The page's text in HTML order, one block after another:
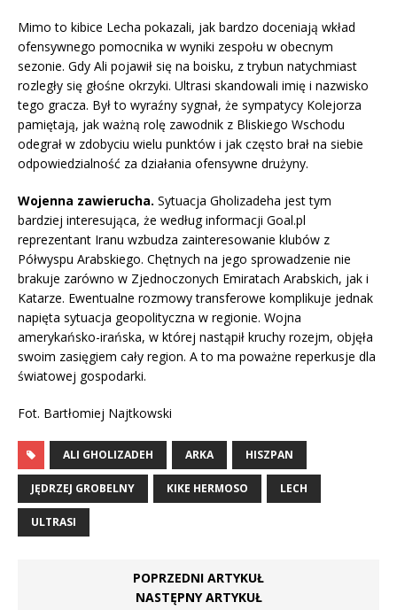
Mimo to kibice Lecha pokazali, jak bardzo doceniają wkład
ofensywnego pomocnika w wyniki zespołu w obecnym
sezonie. Gdy Ali pojawił się na boisku, z trybun natychmiast
rozległy się głośne okrzyki. Ultrasi skandowali imię i nazwisko
tego gracza. Był to wyraźny sygnał, że sympatycy Kolejorza
pamiętają, jak ważną rolę zawodnik z Bliskiego Wschodu
odegrał w zdobyciu wielu punktów i jak często brał na siebie
odpowiedzialność za działania ofensywne drużyny.
Wojenna zawierucha. Sytuacja Gholizadeha jest tym
bardziej interesująca, że według informacji Goal.pl
reprezentant Iranu wzbudza zainteresowanie klubów z
Półwyspu Arabskiego. Chętnych na jego sprowadzenie nie
brakuje zarówno w Zjednoczonych Emiratach Arabskich, jak i
Katarze. Ewentualne rozmowy transferowe komplikuje jednak
napięta sytuacja geopolityczna w regionie. Wojna
amerykańsko-irańska, w której nastąpił kruchy rozejm, objęła
swoim zasięgiem cały region. A to ma poważne reperkusje dla
światowej gospodarki.
Fot. Bartłomiej Najtkowski
ALI GHOLIZADEH ARKA HISZPAN
JĘDRZEJ GROBELNY KIKE HERMOSO LECH
ULTRASI
POPRZEDNI ARTYKUŁ
NASTĘPNY ARTYKUŁ